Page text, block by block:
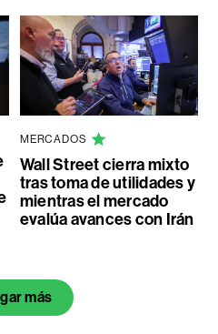
MERCADOS
Wall Street cierra mixto
tras toma de utilidades y
mientras el mercado
evalúa avances con Irán
más